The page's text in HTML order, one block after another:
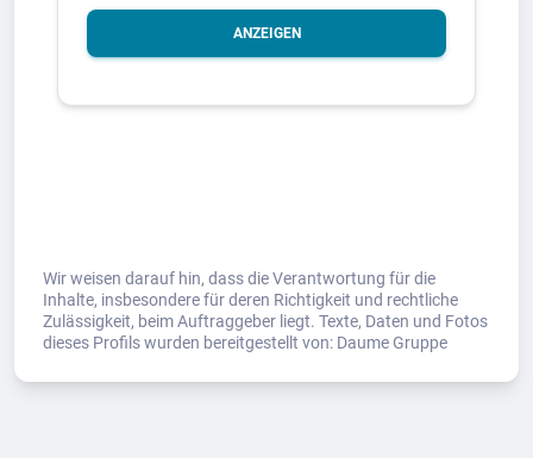
ANZEIGEN
Wir weisen darauf hin, dass die Verantwortung für die
Inhalte, insbesondere für deren Richtigkeit und rechtliche
Zulässigkeit, beim Auftraggeber liegt. Texte, Daten und Fotos
dieses Profils wurden bereitgestellt von: Daume Gruppe